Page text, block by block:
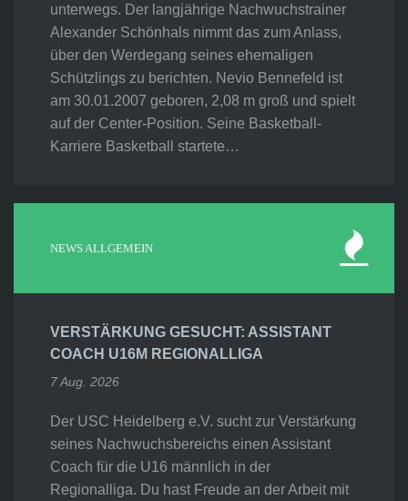
unterwegs. Der langjährige Nachwuchstrainer
Alexander Schönhals nimmt das zum Anlass,
über den Werdegang seines ehemaligen
Schützlings zu berichten. Nevio Bennefeld ist
am 30.01.2007 geboren, 2,08 m groß und spielt
auf der Center-Position. Seine Basketball-
Karriere Basketball startete…
NEWS ALLGEMEIN
VERSTÄRKUNG GESUCHT: ASSISTANT
COACH U16M REGIONALLIGA
7 Aug. 2026
Der USC Heidelberg e.V. sucht zur Verstärkung
seines Nachwuchsbereichs einen Assistant
Coach für die U16 männlich in der
Regionalliga. Du hast Freude an der Arbeit mit